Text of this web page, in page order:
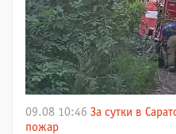
09.08 10:46 За сутки в
пожар